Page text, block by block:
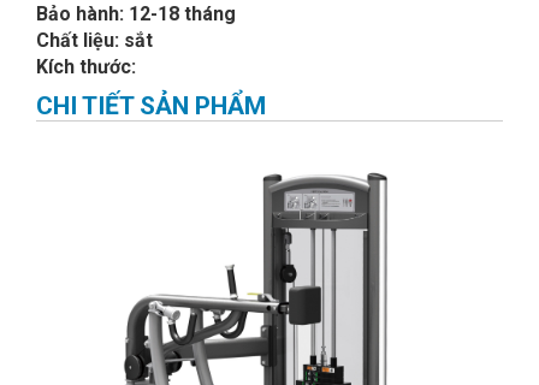
Bảo hành: 12-18 tháng
Chất liệu: sắt
Kích thước:
CHI TIẾT SẢN PHẨM